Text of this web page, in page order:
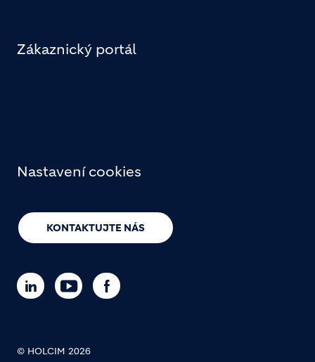
KONTAKTUJTE NÁS
Zákaznický portál
Nastavení cookies
© HOLCIM 2026